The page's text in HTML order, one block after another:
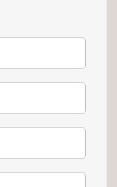
compose
accès
vous pourrez
accessible
par la